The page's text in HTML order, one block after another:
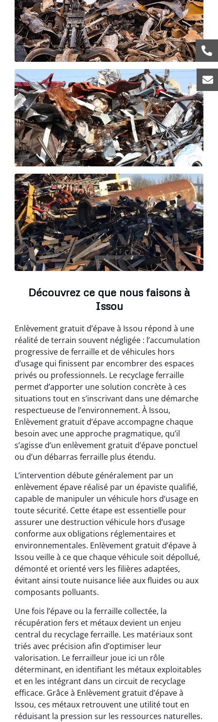
Découvrez ce que nous faisons à
Issou
Enlèvement gratuit d’épave à Issou répond à une
réalité de terrain souvent négligée : l’accumulation
progressive de ferraille et de véhicules hors
d’usage qui finissent par encombrer des espaces
privés ou professionnels. Le recyclage ferraille
permet d’apporter une solution concrète à ces
situations tout en s’inscrivant dans une démarche
respectueuse de l’environnement. À Issou,
Enlèvement gratuit d’épave accompagne chaque
besoin avec une approche pragmatique, qu’il
s’agisse d’un enlèvement gratuit d’épave ponctuel
ou d’un débarras ferraille plus étendu.
L’intervention débute généralement par un
enlèvement épave réalisé par un épaviste qualifié,
capable de manipuler un véhicule hors d’usage en
toute sécurité. Cette étape est essentielle pour
assurer une destruction véhicule hors d’usage
conforme aux obligations réglementaires et
environnementales. Enlèvement gratuit d’épave à
Issou veille à ce que chaque véhicule soit dépollué,
démonté et orienté vers les filières adaptées,
évitant ainsi toute nuisance liée aux fluides ou aux
composants polluants.
Une fois l’épave ou la ferraille collectée, la
récupération fers et métaux devient un enjeu
central du recyclage ferraille. Les matériaux sont
triés avec précision afin d’optimiser leur
valorisation. Le ferrailleur joue ici un rôle
déterminant, en identifiant les métaux exploitables
et en les intégrant dans un circuit de recyclage
efficace. Grâce à Enlèvement gratuit d’épave à
Issou, ces métaux retrouvent une utilité tout en
réduisant la pression sur les ressources naturelles.